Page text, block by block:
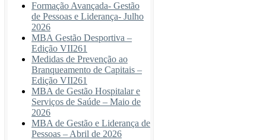
Formação Avançada- Gestão
de Pessoas e Liderança- Julho
2026
MBA Gestão Desportiva –
Edição VII261
Medidas de Prevenção ao
Branqueamento de Capitais –
Edição VII261
MBA de Gestão Hospitalar e
Serviços de Saúde – Maio de
2026
MBA de Gestão e Liderança de
Pessoas – Abril de 2026